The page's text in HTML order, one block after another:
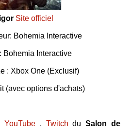
Site officiel
Bohemia Interactive
Bohemia Interactive
: Xbox One (Exclusif)
(avec options d'achats)
YouTube , Twitch duSalon de